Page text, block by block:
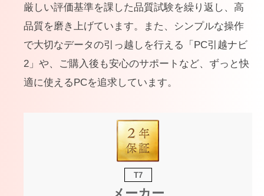
厳しい評価基準を課した品質試験を繰り返し、高
品質を磨き上げています。また、シンプルな操作
で大切なデータの引っ越しを行える「PC引越ナビ
2」や、ご購入後も安心のサポートなど、ずっと快
適に使えるPCを追求しています。
T7